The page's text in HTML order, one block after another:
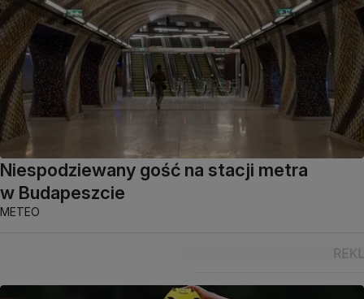
Niespodziewany gość na stacji metra
w Budapeszcie
METEO